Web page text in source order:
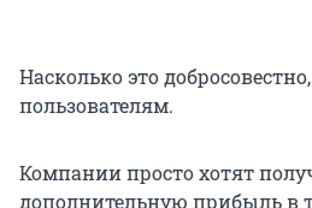
Насколько это
пользователям.
Компании просто хотят
дополнительную прибыль в